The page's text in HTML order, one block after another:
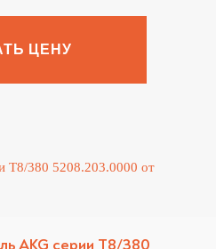
ЦЕНУ